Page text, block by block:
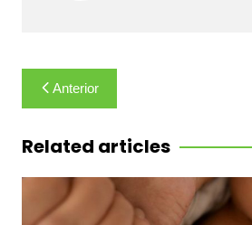
Navegación
de
entradas
Anterior
Related articles